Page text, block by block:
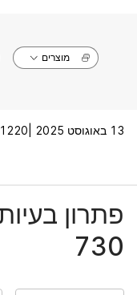
מוצרים
13 באוגוסט 2025 | 1220 תצוגות |
730